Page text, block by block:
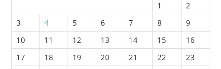
1
2
3
4 5 6 7 8
9
10
11 12 13 14 15
16
17
18 19 20 21 22
23